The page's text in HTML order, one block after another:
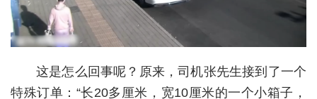
消费
创意
文化这是怎么回事呢？原来，司机张先生接到了一个
特殊订单：“长20多厘米，宽10厘米的一个小箱子，